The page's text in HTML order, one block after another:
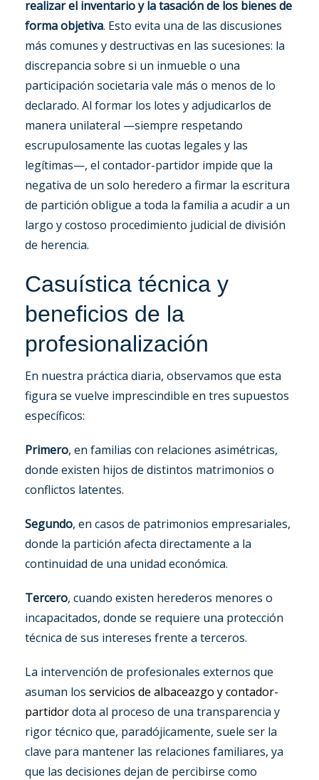
realizar el inventario y la tasación de los bienes de
forma objetiva. Esto evita una de las discusiones
más comunes y destructivas en las sucesiones: la
discrepancia sobre si un inmueble o una
participación societaria vale más o menos de lo
declarado. Al formar los lotes y adjudicarlos de
manera unilateral —siempre respetando
escrupulosamente las cuotas legales y las
legítimas—, el contador-partidor impide que la
negativa de un solo heredero a firmar la escritura
de partición obligue a toda la familia a acudir a un
largo y costoso procedimiento judicial de división
de herencia.
Casuística técnica y
beneficios de la
profesionalización
En nuestra práctica diaria, observamos que esta
figura se vuelve imprescindible en tres supuestos
específicos:
Primero, en familias con relaciones asimétricas,
donde existen hijos de distintos matrimonios o
conflictos latentes.
Segundo, en casos de patrimonios empresariales,
donde la partición afecta directamente a la
continuidad de una unidad económica.
Tercero, cuando existen herederos menores o
incapacitados, donde se requiere una protección
técnica de sus intereses frente a terceros.
La intervención de profesionales externos que
asuman los servicios de albaceazgo y contador-
partidordota al proceso de una transparencia y
rigor técnico que, paradójicamente, suele ser la
clave para mantener las relaciones familiares, ya
que las decisiones dejan de percibirse como